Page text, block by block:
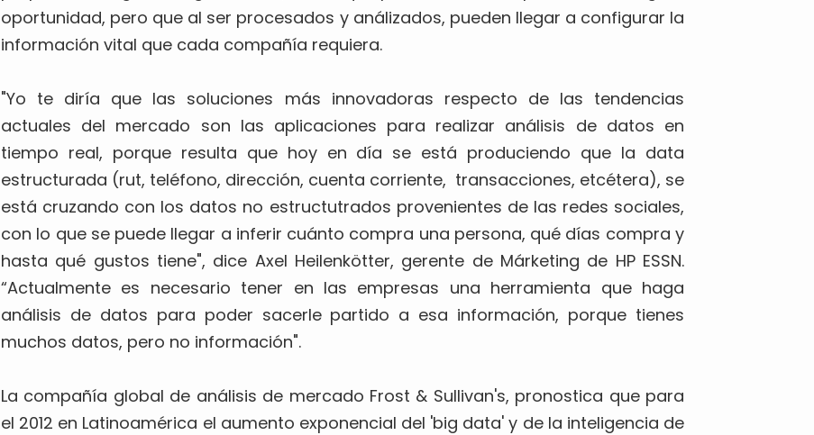
oportunidad, pero que al ser procesados y análizados, pueden llegar a configurar la
información vital que cada compañía requiera.
"Yo te diría que las soluciones más innovadoras respecto de las tendencias
actuales del mercado son las aplicaciones para realizar análisis de datos en
tiempo real, porque resulta que hoy en día se está produciendo que la data
estructurada (rut, teléfono, dirección, cuenta corriente, transacciones, etcétera), se
está cruzando con los datos no estructutrados provenientes de las redes sociales,
con lo que se puede llegar a inferir cuánto compra una persona, qué días compra y
hasta qué gustos tiene", dice Axel Heilenkötter, gerente de Márketing de HP ESSN.
“Actualmente es necesario tener en las empresas una herramienta que haga
análisis de datos para poder sacerle partido a esa información, porque tienes
muchos datos, pero no información".
La compañía global de análisis de mercado Frost & Sullivan's, pronostica que para
el 2012 en Latinoamérica el aumento exponencial del 'big data' y de la inteligencia de